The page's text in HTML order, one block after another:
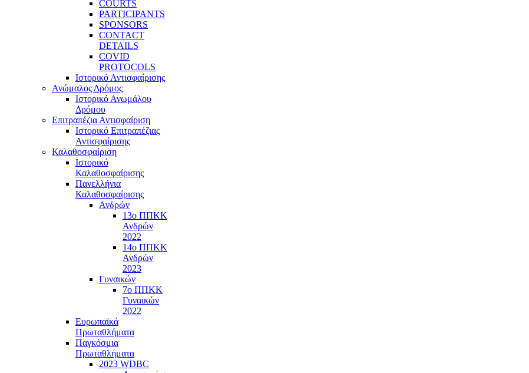
COURTS
PARTICIPANTS
SPONSORS
CONTACT
DETAILS
COVID
PROTOCOLS
Ιστορικό Αντισφαίρισης
Ανώμαλος Δρόμος
Ιστορικό Ανωμάλου
Δρόμου
Επιτραπέζια Αντισφαίριση
Ιστορικό Επιτραπέζιας
Αντισφαίρισης
Καλαθοσφαίριση
Ιστορικό
Καλαθοσφαίρισης
Πανελλήνια
Καλαθοσφαίρισης
Ανδρών
13ο ΠΠΚΚ
Ανδρών
2022
14ο ΠΠΚΚ
Ανδρών
2023
Γυναικών
7ο ΠΠΚΚ
Γυναικών
2022
Ευρωπαϊκά
Πρωταθλήματα
Παγκόσμια
Πρωταθλήματα
2023 WDBC